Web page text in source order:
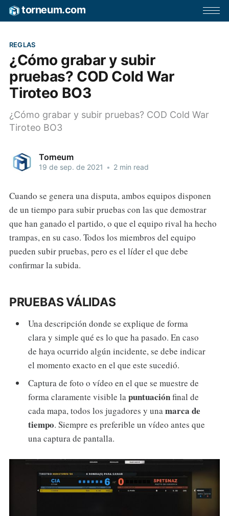
torneum.com
REGLAS
¿Cómo grabar y subir
pruebas? COD Cold War
Tiroteo BO3
¿Cómo grabar y subir pruebas? COD Cold War
Tiroteo BO3
Torneum
19 de sep. de 2021 • 2 min read
Cuando se genera una disputa, ambos equipos disponen
de un tiempo para subir pruebas con las que demostrar
que han ganado el partido, o que el equipo rival ha hecho
trampas, en su caso. Todos los miembros del equipo
pueden subir pruebas, pero es el líder el que debe
confirmar la subida.
PRUEBAS VÁLIDAS
Una descripción donde se explique de forma
clara y simple qué es lo que ha pasado. En caso
de haya ocurrido algún incidente, se debe indicar
el momento exacto en el que este sucedió.
Captura de foto o vídeo en el que se muestre de
forma claramente visible lapuntuaciónfinal de
cada mapa, todos los jugadores y unamarca de
tiempo. Siempre es preferible un vídeo antes que
una captura de pantalla.